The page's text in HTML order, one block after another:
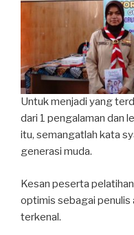
Untuk menjadi yang
dari 1 pengalaman dan
itu, semangatlah kata
generasi muda.
Kesan peserta
optimis sebagai penulis
terkenal.